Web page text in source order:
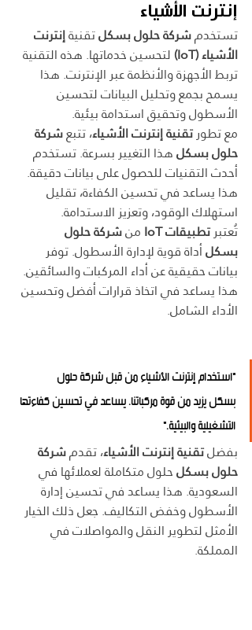
إنترنت الأشياء
تستخدم شركة حلول بسكل تقنية إنترنت
الأشياء (IoT)
لتحسين خدماتها. هذه التقنية
تربط الأجهزة والأنظمة عبر الإنترنت. هذا
يسمح بجمع وتحليل البيانات لتحسين
الأسطول وتحقيق استدامة بيئية.
مع تطور تقنية إنترنت الأشياء، تتبع شركة
حلول بسكل هذا التغيير بسرعة. تستخدم
أحدث التقنيات للحصول على بيانات دقيقة.
هذا يساعد في تحسين الكفاءة، تقليل
استهلاك الوقود، وتعزيز الاستدامة.
تُعتبر تطبيقات IoT من شركة حلول
بسكل أداة قوية لإدارة الأسطول. توفر
بيانات حقيقية عن أداء المركبات والسائقين.
هذا يساعد في اتخاذ قرارات أفضل وتحسين
الأداء الشامل.
"استخدام إنترنت الأشياء من قبل شركة حلول
بسكل يزيد من قوة مركباتنا. يساعد في تحسين كفاءتها
التشغيلية والبيئية."
بفضل تقنية إنترنت الأشياء، تقدم شركة
حلول بسكل حلول متكاملة لعملائها في
السعودية. هذا يساعد في تحسين إدارة
الأسطول وخفض التكاليف. جعل ذلك الخيار
الأمثل لتطوير النقل والمواصلات في
المملكة.